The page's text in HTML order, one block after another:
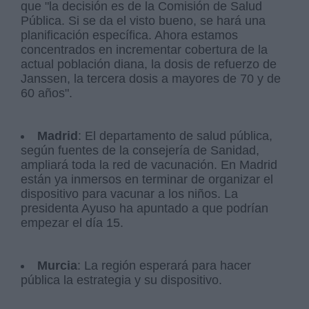
que "la decisión es de la Comisión de Salud
Pública. Si se da el visto bueno, se hará una
planificación específica. Ahora estamos
concentrados en incrementar cobertura de la
actual población diana, la dosis de refuerzo de
Janssen, la tercera dosis a mayores de 70 y de
60 años".
Madrid : El departamento de salud pública,
según fuentes de la consejería de Sanidad,
ampliará toda la red de vacunación. En Madrid
están ya inmersos en terminar de organizar el
dispositivo para vacunar a los niños. La
presidenta Ayuso ha apuntado a que podrían
empezar el día 15.
Murcia: La región esperará para hacer
pública la estrategia y su dispositivo.